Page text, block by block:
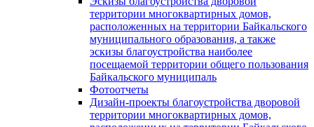
территории многоквартирных домов,
расположенных на территории Байкальского
муниципального образования, а также
эскизы благоустройства наиболее
посещаемой территории общего пользования
Байкальского муниципаль
Фотоотчеты
Дизайн-проекты благоустройства дворовой
территории многоквартирных домов,